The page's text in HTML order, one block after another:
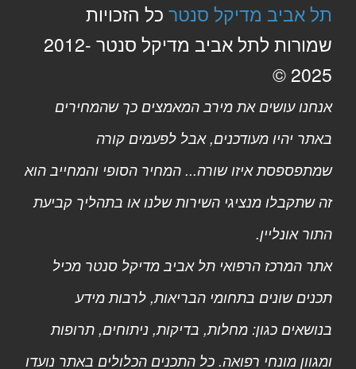
תל אביב מדיקל סנטר כל הזכויות
שמורות לתל אביב מדיקל סנטר 2012-
2025 ©
אנחנו עושים את מירב המאמצים כך שהמחירים
באתר יהיו מעודכנים, אבל לפעמים קורה
שמתפספסת איזו שורה... המחיר הסופי והמחייב הוא
זה שתקבלו מנציגי השירות שלנו או בתהליך קביעת
התור אונליין.
אתר המרכז הרפואי תל אביב מדיקל סנטר מכיל
תכנים שונים בתחומי הבריאות, לרבות מידע
בנושאים כגון: מחלות, בדיקות, ניתוחים, תרופות
ומגוון מונחי רפואה. כל התכנים הכלולים באתר נועדו